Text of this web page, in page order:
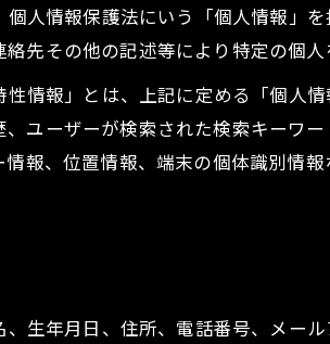
人情報保護法にいう「個人情報」
先その他の記述等により特定の個人
情報」とは、上記に定める「個人
ユーザーが検索された検索キーワ
報、位置情報、端末の個体識別情報
生年月日、住所、電話番号、メー